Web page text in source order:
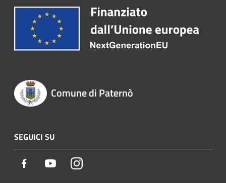
Comune di Paternò
SEGUICI SU
Facebook YoutubeInstagram